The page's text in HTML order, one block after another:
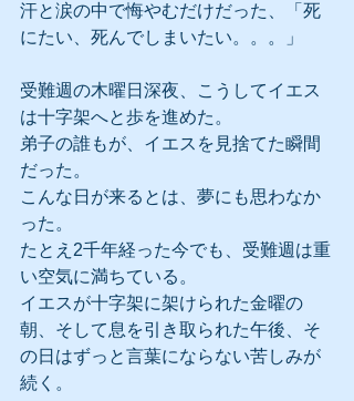
汗と涙の中で悔やむだけだった、「死
にたい、死んでしまいたい。。。」
受難週の木曜日深夜、こうしてイエス
は十字架へと歩を進めた。
弟子の誰もが、イエスを見捨てた瞬間
だった。
こんな日が来るとは、夢にも思わなか
った。
たとえ2千年経った今でも、受難週は重
い空気に満ちている。
イエスが十字架に架けられた金曜の
朝、そして息を引き取られた午後、そ
の日はずっと言葉にならない苦しみが
続く。